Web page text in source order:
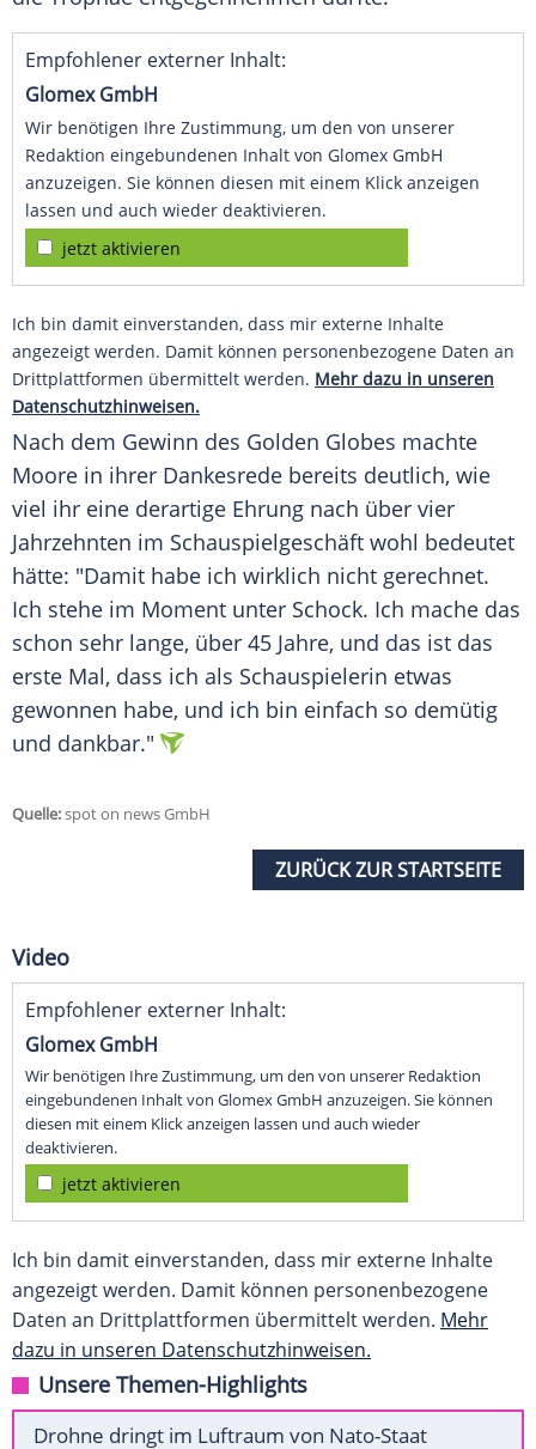
Empfohlener externer Inhalt:
Glomex GmbH
Wir benötigen Ihre Zustimmung, um den von unserer
Redaktion eingebundenen Inhalt von Glomex GmbH
anzuzeigen. Sie können diesen mit einem Klick anzeigen
lassen und auch wieder deaktivieren.
jetzt aktivieren
Ich bin damit einverstanden, dass mir externe Inhalte
angezeigt werden. Damit können personenbezogene Daten an
Drittplattformen übermittelt werden. Mehr dazu in unseren
Datenschutzhinweisen.
Nach dem Gewinn des Golden Globes machte
Moore in ihrer Dankesrede bereits deutlich, wie
viel ihr eine derartige Ehrung nach über vier
Jahrzehnten im Schauspielgeschäft wohl bedeutet
hätte: "Damit habe ich wirklich nicht gerechnet.
Ich stehe im Moment unter Schock. Ich mache das
schon sehr lange, über 45 Jahre, und das ist das
erste Mal, dass ich als Schauspielerin etwas
gewonnen habe, und ich bin einfach so demütig
und dankbar."
Quelle:spot on news GmbH
ZURÜCK ZUR STARTSEITE
Video
Empfohlener externer Inhalt:
Glomex GmbH
Wir benötigen Ihre Zustimmung, um den von unserer Redaktion
eingebundenen Inhalt von Glomex GmbH anzuzeigen. Sie können
diesen mit einem Klick anzeigen lassen und auch wieder
deaktivieren.
jetzt aktivieren
Ich bin damit einverstanden, dass mir externe Inhalte
angezeigt werden. Damit können personenbezogene
Daten an Drittplattformen übermittelt werden. Mehr
dazu in unseren Datenschutzhinweisen.
Unsere Themen-Highlights
Drohne dringt im Luftraum von Nato-Staat